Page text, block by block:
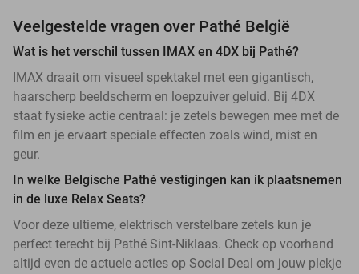
Veelgestelde vragen over Pathé België
Wat is het verschil tussen IMAX en 4DX bij Pathé?
IMAX draait om visueel spektakel met een gigantisch,
haarscherp beeldscherm en loepzuiver geluid. Bij 4DX
staat fysieke actie centraal: je zetels bewegen mee met de
film en je ervaart speciale effecten zoals wind, mist en
geur.
In welke Belgische Pathé vestigingen kan ik plaatsnemen
in de luxe Relax Seats?
Voor deze ultieme, elektrisch verstelbare zetels kun je
perfect terecht bij Pathé Sint-Niklaas. Check op voorhand
altijd even de actuele acties op Social Deal om jouw plekje